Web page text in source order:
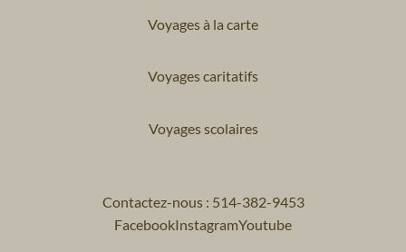
Voyages à la carte
Voyages caritatifs
Voyages scolaires
Contactez-nous : 514-382-9453
FacebookInstagramYoutube